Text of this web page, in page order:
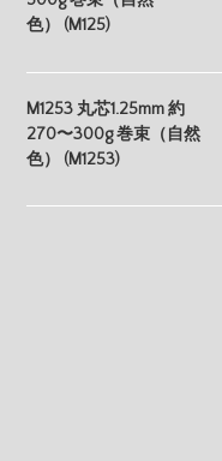
色） (M125)
M1253 丸芯1.25mm 約
270〜300g 巻束（自然
色） (M1253)